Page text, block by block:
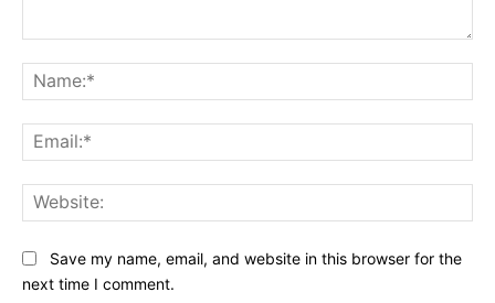
Save my name, email, and website in this browser for the
next time I comment.